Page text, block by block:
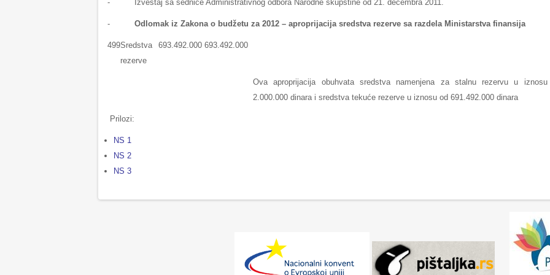
- Izveštaj sa sednice Administrativnog odbora Narodne skupštine od 21. decembra 2011.
- Odlomak iz Zakona o budžetu za 2012 – aproprijacija sredstva rezerve sa razdela Ministarstva finansija
499Sredstva
rezerve
693.492.000 693.492.000
Ova aproprijacija obuhvata sredstva namenjena za stalnu rezervu u
2.000.000 dinara i sredstva tekuće rezerve u iznosu od 691.492.000 dinara
Prilozi:
NS 1
NS 2
NS 3